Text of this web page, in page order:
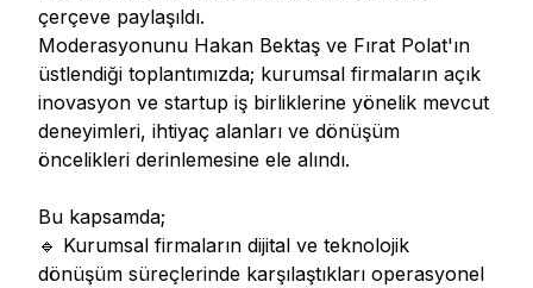
çerçeve paylaşıldı.
Moderasyonunu Hakan Bektaş ve Fırat Polat'ın
üstlendiği toplantımızda; kurumsal firmaların açık
inovasyon ve startup iş birliklerine yönelik mevcut
deneyimleri, ihtiyaç alanları ve dönüşüm
öncelikleri derinlemesine ele alındı.
Bu kapsamda;
🔹 Kurumsal firmaların dijital ve teknolojik
dönüşüm süreçlerinde karşılaştıkları operasyonel